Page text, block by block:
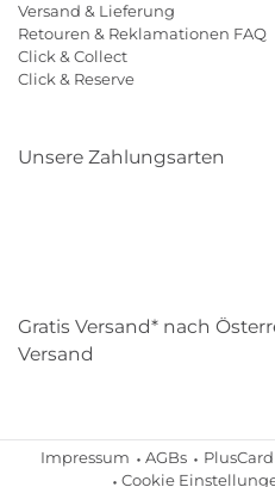
Versand & Lieferung
Retouren & Reklamationen FAQ
Click & Collect
Click & Reserve
Unsere Zahlungsarten
Gratis Versand* nach
Versand
Impressum AGBs
Cookie